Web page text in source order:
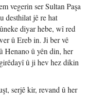
vegerin ser Sultan Paşa
desthilat jê re hat
diyar hebe, wî red
û Ereb in. Ji ber vê
Henano û yên din, her
û ji hev hez dikin
serjê kir, revand û her